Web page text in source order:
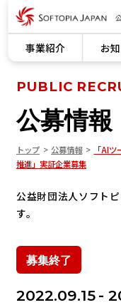
事業紹介 お
PUBLIC
公募情報
トップ 公募情報
「AI
推進」実証企業募集
公益財団法人ソフト
す。
募集終了
2022.09.15 -